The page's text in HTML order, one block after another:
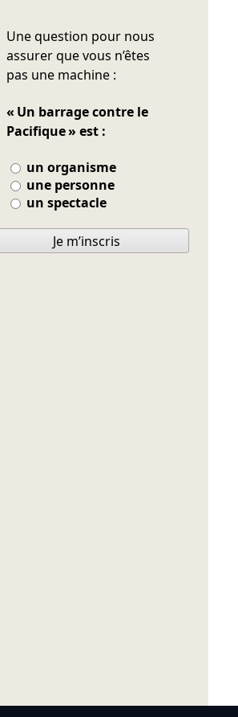
Une question pour nous
assurer que vous n’êtes
pas une machine :
« Un barrage contre le
Pacifique » est :
un organisme
une personne
un spectacle
Ne pas remplir
Je m’inscris